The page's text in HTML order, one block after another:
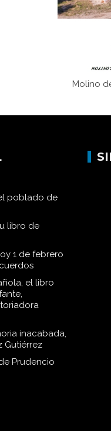
Juntar las
campo:
Historia y
Molino
poblado de
libro de
1 de febrero
el libro
inacabada,
Gutiérrez
Prudencio